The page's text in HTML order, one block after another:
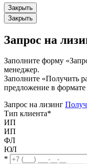
Закрыть
Закрыть
Запрос на
Заполните форму
менеджер.
Заполните «Получить
предложение в
Запрос на лизинг
Тип клиента*
ИП
ИП
ФЛ
ЮЛ
*